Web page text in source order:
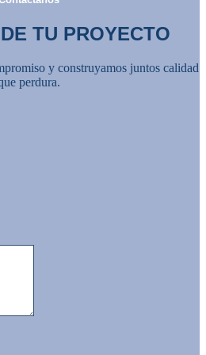
TU PROYECTO
y construyamos juntos calidad
perdura.